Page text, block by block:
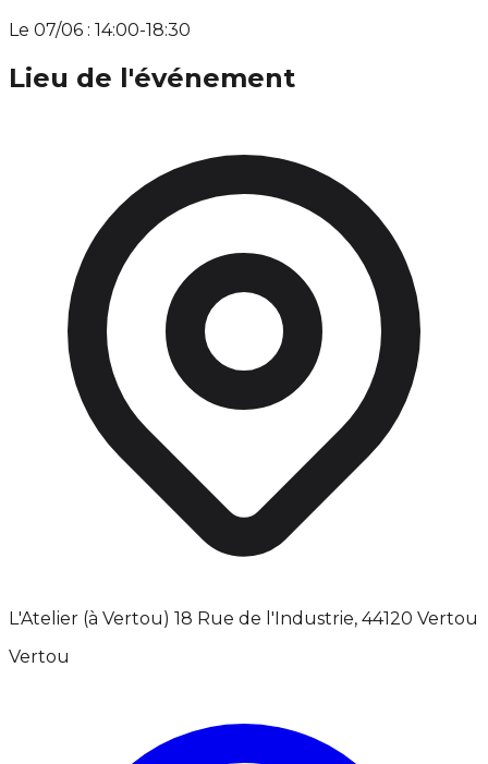
Le 07/06 : 14:00-18:30
Lieu de l'événement
L'Atelier (à Vertou) 18 Rue de l'Industrie, 44120 Vertou
Vertou